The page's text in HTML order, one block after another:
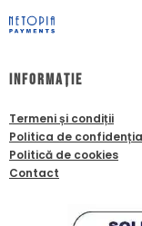
Informație
Termeni și condiții
Politica de
Politică de cookies
Contact